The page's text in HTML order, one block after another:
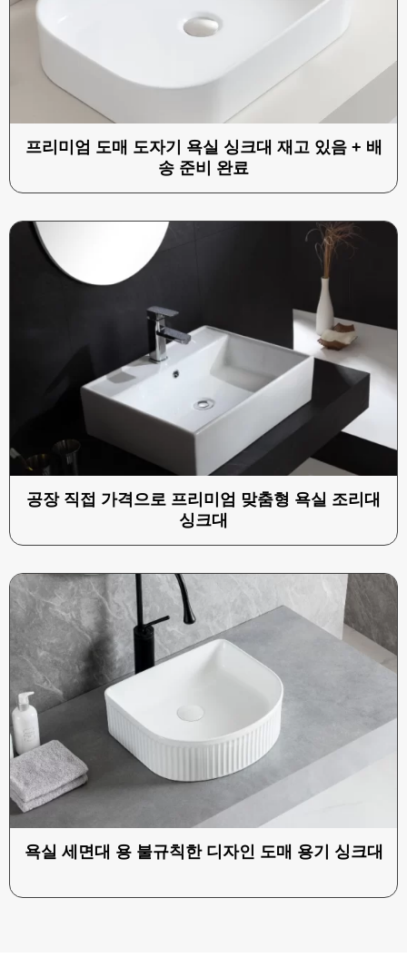
프리미엄 도매 도자기 욕실 싱크대 재고 있음 + 배
송 준비 완료
공장 직접 가격으로 프리미엄 맞춤형 욕실 조리대
싱크대
욕실 세면대 용 불규칙한 디자인 도매 용기 싱크대